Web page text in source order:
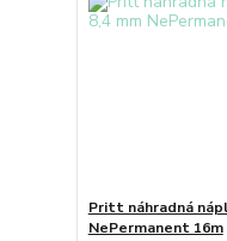
Pritt náhradná
NePermanent 16m